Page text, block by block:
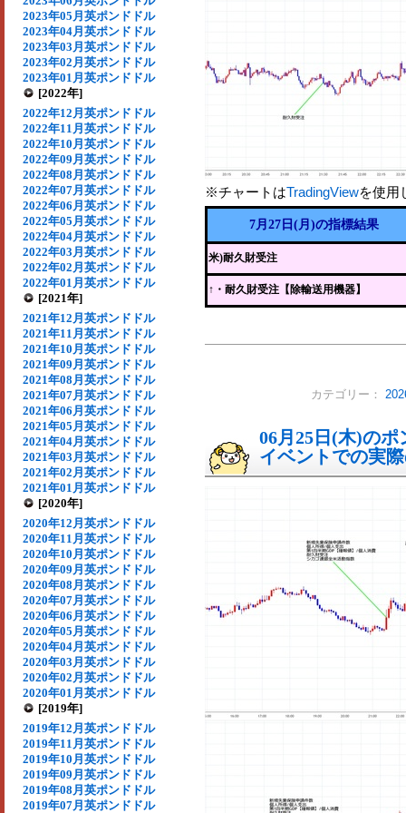
2023年05月英ポンドドル
2023年04月英ポンドドル
2023年03月英ポンドドル
2023年02月英ポンドドル
2023年01月英ポンドドル
[2022年]
2022年12月英ポンドドル
2022年11月英ポンドドル
2022年10月英ポンドドル
2022年09月英ポンドドル
2022年08月英ポンドドル
2022年07月英ポンドドル
2022年06月英ポンドドル
2022年05月英ポンドドル
2022年04月英ポンドドル
2022年03月英ポンドドル
2022年02月英ポンドドル
2022年01月英ポンドドル
[2021年]
2021年12月英ポンドドル
2021年11月英ポンドドル
2021年10月英ポンドドル
2021年09月英ポンドドル
2021年08月英ポンドドル
2021年07月英ポンドドル
2021年06月英ポンドドル
2021年05月英ポンドドル
2021年04月英ポンドドル
2021年03月英ポンドドル
2021年02月英ポンドドル
2021年01月英ポンドドル
[2020年]
2020年12月英ポンドドル
2020年11月英ポンドドル
2020年10月英ポンドドル
2020年09月英ポンドドル
2020年08月英ポンドドル
2020年07月英ポンドドル
2020年06月英ポンドドル
2020年05月英ポンドドル
2020年04月英ポンドドル
2020年03月英ポンドドル
2020年02月英ポンドドル
2020年01月英ポンドドル
[2019年]
2019年12月英ポンドドル
2019年11月英ポンドドル
2019年10月英ポンドドル
2019年09月英ポンドドル
2019年08月英ポンドドル
2019年07月英ポンドドル
※チャートはTradingViewを使用
7月27日(月)の指標結果
米)耐久財受注
↑ ・耐久財受注【除輸送用機器】
カテゴリー：
06月25日(木)の
イベントでの実